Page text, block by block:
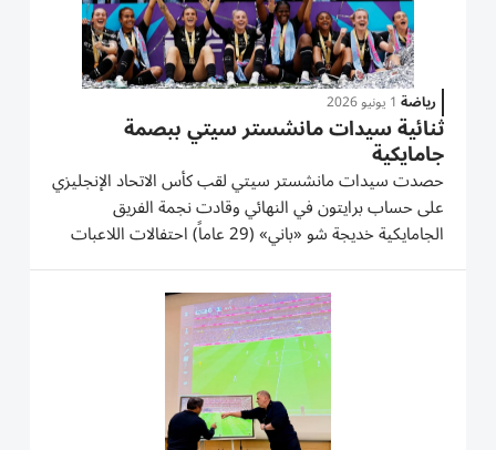
رياضة 1 يونيو 2026
ثنائية سيدات مانشستر سيتي ببصمة
جامايكية
حصدت سيدات مانشستر سيتي لقب كأس الاتحاد الإنجليزي
على حساب برايتون في النهائي وقادت نجمة الفريق
الجامايكية خديجة شو «باني» (29 عاماً) احتفالات اللاعبات
اللاتي توجن بلقب موسم السوبر (الموازي للبريميرليغ) أيضاً.
هذا هو أول كأس اتحاد منذ 6 سنوات لكنه الرابع لسيدات